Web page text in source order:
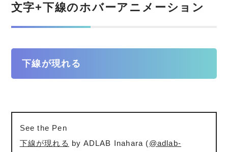
文字+下線のホバーアニメーション
下線が現れる
See the Pen
下線が現れる by ADLAB Inahara (@adlab-